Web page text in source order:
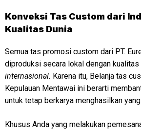
Konveksi Tas Custom dari
Kualitas Dunia
Semua tas promosi custom dari PT.
diproduksi secara lokal dengan kualitas
internasional. Karena itu, Belanja tas
Kepulauan Mentawai ini berarti
untuk tetap berkarya menghasilkan
Khusus Anda yang melakukan